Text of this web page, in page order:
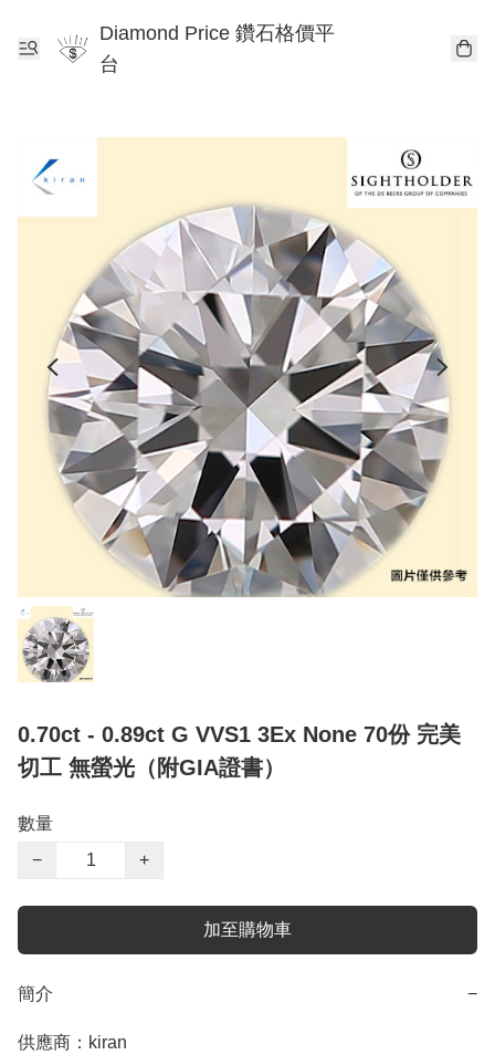
Diamond Price 鑽石格價平
台
0.70ct - 0.89ct G VVS1 3Ex None 70份 完美
切工 無螢光（附GIA證書）
數量
−
+
加至購物車
簡介 −
供應商：kiran